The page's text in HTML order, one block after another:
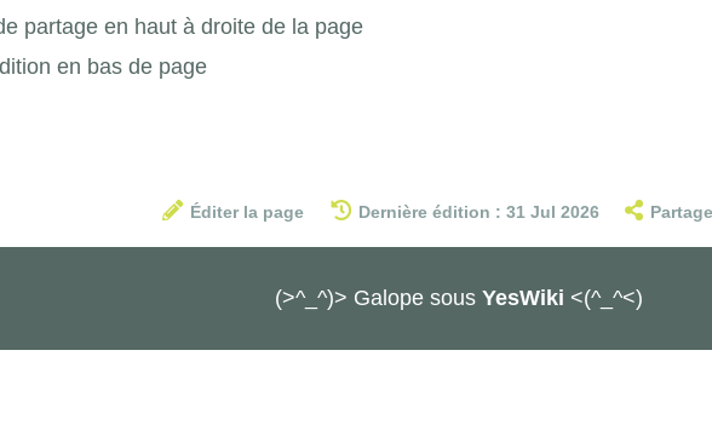
partage en haut à droite de la page
en bas de page
Éditer la page Dernière édition : 31 Jul 2026
(>^_^)> Galope sous YesWiki <(^_^<)